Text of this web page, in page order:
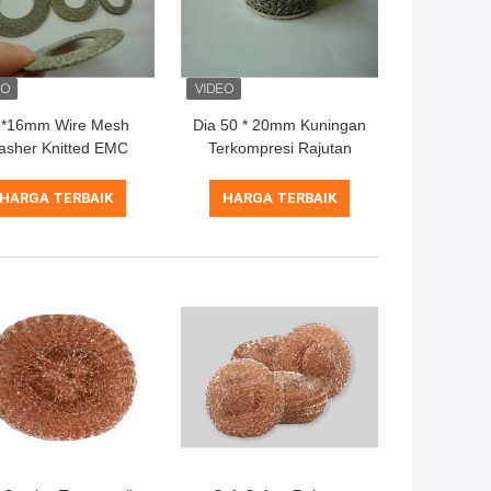
Wire Mesh
Knitted EMC
Frekuensi
Rendah dengan
Alkali
HARGA TERBAIK
Dia 50 * 20mm Kuningan
Terkompresi Rajutan
Persegi
HARGA TERBAIK